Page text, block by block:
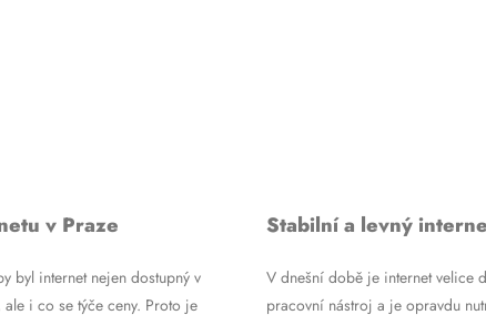
v Praze
byl internet nejen dostupný v
i co se týče ceny. Proto je
Stabilní a levný
V dnešní době je internet velice
pracovní nástroj a je opravdu